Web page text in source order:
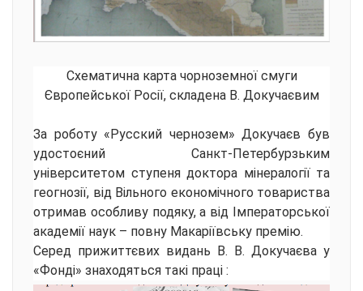
Схематична карта чорноземної смуги
Європейської Росії, складена В. Докучаєвим
За роботу «Русский чернозем» Докучаєв був
удостоєний Санкт-Петербурзьким
університетом ступеня доктора мінералогії та
геогнозії, від Вільного економічного товариства
отримав особливу подяку, а від Імператорської
академії наук – повну Макаріївську премію.
Серед прижиттєвих видань В. В. Докучаєва у
«Фонді» знаходяться такі праці :